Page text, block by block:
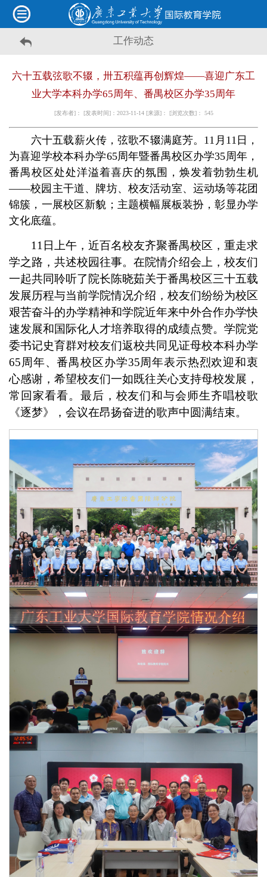
工作动态
六十五载弦歌不辍，卅五积蕴再创辉煌——喜迎广东工
业大学本科办学65周年、番禺校区办学35周年
[发布者]： [发表时间]：2023-11-14 [来源]： [浏览次数]： 545
六十五载薪火传，弦歌不辍满庭芳。11月11日，
为喜迎学校本科办学65周年暨番禺校区办学35周年，
番禺校区处处洋溢着喜庆的氛围，焕发着勃勃生机
——校园主干道、牌坊、校友活动室、运动场等花团
锦簇，一展校区新貌；主题横幅展板装扮，彰显办学
文化底蕴。
11日上午，近百名校友齐聚番禺校区，重走求
学之路，共述校园往事。在院情介绍会上，校友们
一起共同聆听了院长陈晓茹关于番禺校区三十五载
发展历程与当前学院情况介绍，校友们纷纷为校区
艰苦奋斗的办学精神和学院近年来中外合作办学快
速发展和国际化人才培养取得的成绩点赞。学院党
委书记史育群对校友们返校共同见证母校本科办学
65周年、番禺校区办学35周年表示热烈欢迎和衷
心感谢，希望校友们一如既往关心支持母校发展，
常回家看看。最后，校友们和与会师生齐唱校歌
《逐梦》，会议在昂扬奋进的歌声中圆满结束。